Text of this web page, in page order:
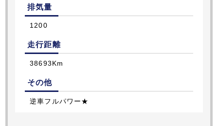
排気量
1200
走行距離
38693Km
その他
逆車フルパワー★